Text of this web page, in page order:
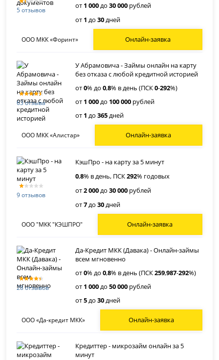
5 отзывов
от 1 000до30 000 рублей
от 1 до30дней
ООО МКК «Форинт» Онлайн-заявка
63 отзыва
У Абрамовича - Займы онлайн на карту
без отказа с любой кредитной историей
от0% до0,8% в день (ПСК0-292%)
от 1 000до 100 000 рублей
от 1 до365дней
ООО МКК «Алистар» Онлайн-заявка
9 отзывов
КэшПро - на карту за 5 минут
0,8% в день, ПСК292% годовых
от2 000до30 000 рублей
от7до30дней
ООО "МКК "КЭШПРО" Онлайн-заявка
28 отзывов
Да-Кредит МКК (Давака) - Онлайн-займы
всем мгновенно
от0% до0,8% в день (ПСК259,987-292%)
от 1 000до50 000 рублей
от5до30дней
ООО «Да-кредит МКК» Онлайн-заявка
Кредиттер - микрозайм онлайн за 5
минут